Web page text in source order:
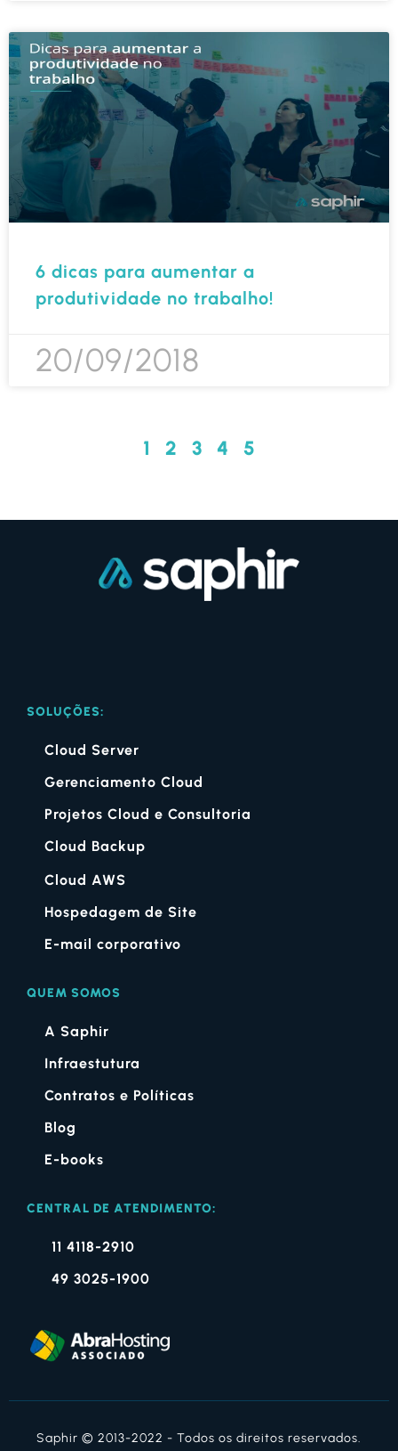
6 dicas para aumentar a
produtividade no trabalho!
20/09/2018
1 2 3 4 5
SOLUÇÕES:
Cloud Server
Gerenciamento Cloud
Projetos Cloud e Consultoria
Cloud Backup
Cloud AWS
Hospedagem de Site
E-mail corporativo
QUEM SOMOS
A Saphir
Infraestutura
Contratos e Políticas
Blog
E-books
CENTRAL DE ATENDIMENTO:
11 4118-2910
49 3025-1900
Saphir © 2013-2022 - Todos os direitos reservados.